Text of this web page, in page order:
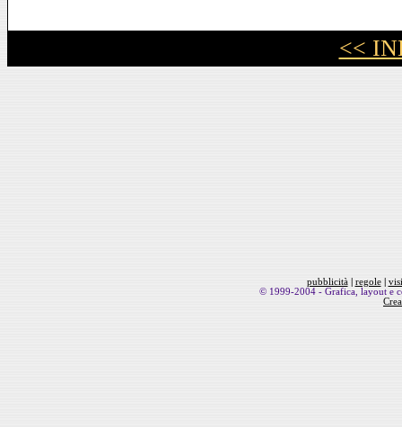
<<
pubblicità regole
© 1999-2004 - Grafica, layout e